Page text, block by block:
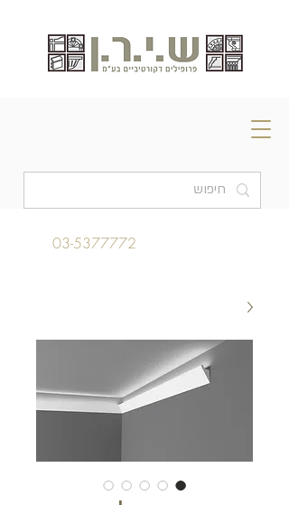
03-5377772